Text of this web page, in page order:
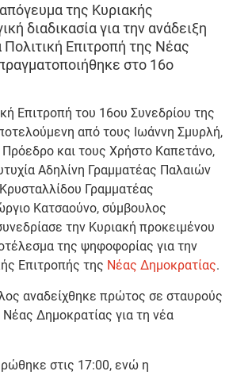
της Κυριακής
διαδικασία για την ανάδειξη
Επιτροπή της Νέας
στο 16ο
Επιτροπή του 16ου Συνεδρίου της
από τους Ιωάννη Σμυρλή,
και τους Χρήστο Καπετάνο,
Αδηλίνη Γραμματέας Παλαιών
Γραμματέας
Κατσαούνο, σύμβουλος
την Κυριακή προκειμένου
της ψηφοφορίας για την
Επιτροπής της Νέας Δημοκρατίας.
αναδείχθηκε πρώτος σε σταυρούς
Νέας Δημοκρατίας για τη νέα
στις 17:00, ενώ η